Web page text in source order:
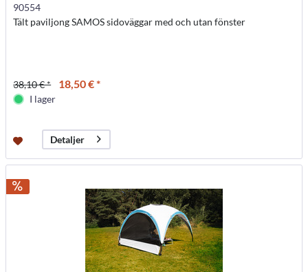
90554
Tält paviljong SAMOS sidoväggar med och utan fönster
38,10 € * 18,50 € *
I lager
Detaljer